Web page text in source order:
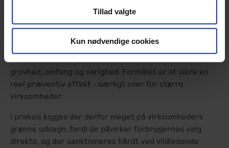
Tillad valgte
Kun nødvendige cookies
overtrædelser af markedsføringsloven er blevet
overtrædelser af markedsføringsloven ud fra
grovhed, omfang og varighed. Formålet er at sikre en
reel præventiv effekt – særligt over for større
virksomheder.
I praksis kigges der derfor meget på virksomheders
grønne udsagn, fordi de påvirker forbrugernes valg
direkte, og der sanktioneres hårdt ved vildledende